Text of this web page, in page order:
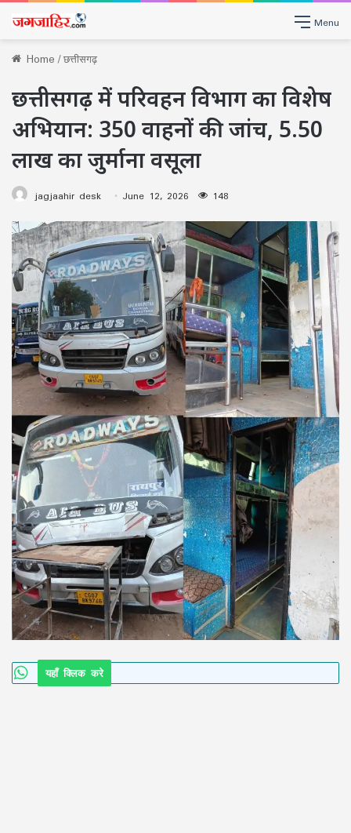
Menu
Home/छत्तीसगढ़
छत्तीसगढ़ में परिवहन विभाग का विशेष
अभियान: 350 वाहनों की जांच, 5.50
लाख का जुर्माना वसूला
jagjaahir desk June 12, 2026 148
यहाँ क्लिक करे